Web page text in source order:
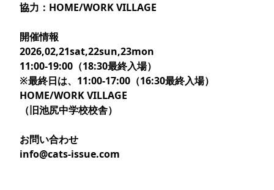
協力：HOME/WORK VILLAGE
開催情報
2026,02,21sat,22sun,23mon
11:00-19:00（18:30最終入場）
※最終日は、11:00-17:00（16:30最終入場）
HOME/WORK VILLAGE
（旧池尻中学校校舎）
お問い合わせ
info@cats-issue.com